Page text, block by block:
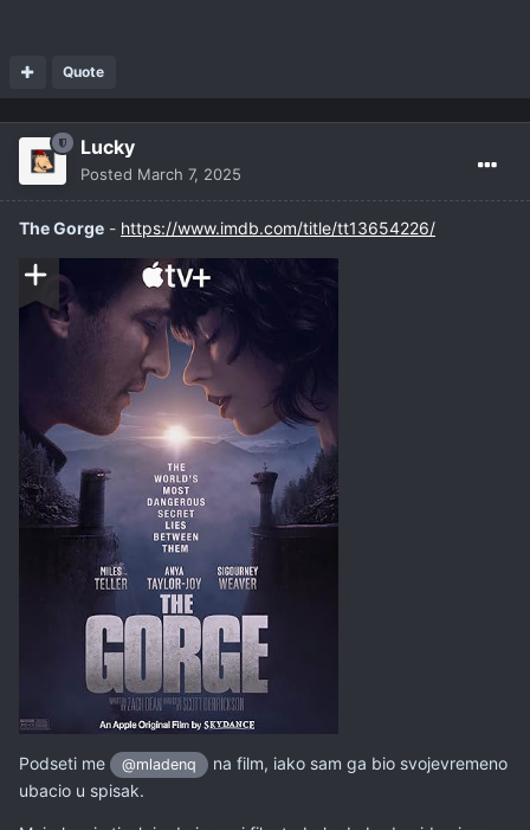
Quote
Lucky
Posted March 7, 2025
The Gorge - https://www.imdb.com/title/tt13654226/
Podseti me @mladenq
na film, iako sam ga bio svojevremeno
ubacio u spisak.